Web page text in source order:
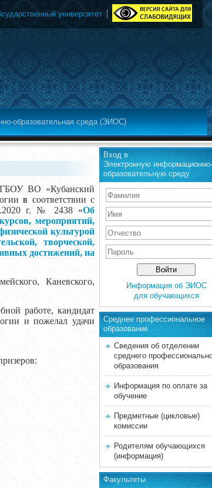
университет
образовательная среда (ЭИОС)
ВО «Кубанский
в соответствии с
г. № 2438 «Об
мероприятий,
культурой
творческой,
достижений, на
Каневского,
работе, кандидат
и пожелал удачи
Вход в
Электронную информационно-
образовательную среду
Информация об ЭИОС
для обучающихся
Среднее професcиональное
образование
Сведения об отделении
среднего
образования
Информация по оплате за
обучение
Предметные (цикловые)
комиссии
Родителям обучающихся
(информация)
Факультеты